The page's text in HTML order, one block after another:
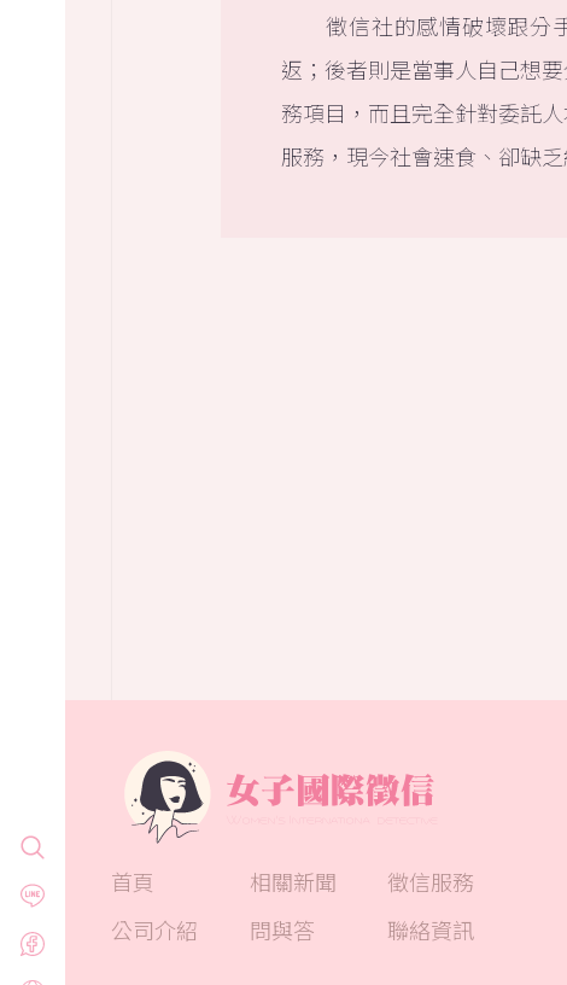
徵信社的感情破壞跟分
返；後者則是當事人自己想
務項目，而且完全針對委託
服務，現今社會速食、卻缺
首頁 相關新聞
徵信服務
公司介紹
問與答 聯絡資訊